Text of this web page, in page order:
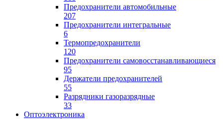
Предохранители автомобильные
207
Предохранители интегральные
6
Термопредохранители
120
Предохранители самовосстанавливающиеся
95
Держатели предохранителей
55
Разрядники газоразрядные
33
Оптоэлектроника